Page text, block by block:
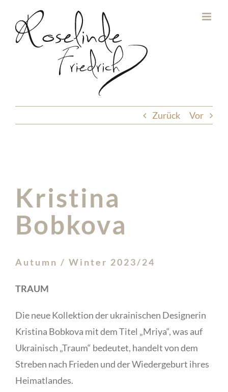
Inhalt
springen
Zurück Vor
Kristina
Bobkova
Autumn / Winter 2023/24
TRAUM
Die neue Kollektion der ukrainischen Designerin
Kristina Bobkova mit dem Titel „Mriya“, was auf
Ukrainisch „Traum“ bedeutet, handelt von dem
Streben nach Frieden und der Wiedergeburt ihres
Heimatlandes.